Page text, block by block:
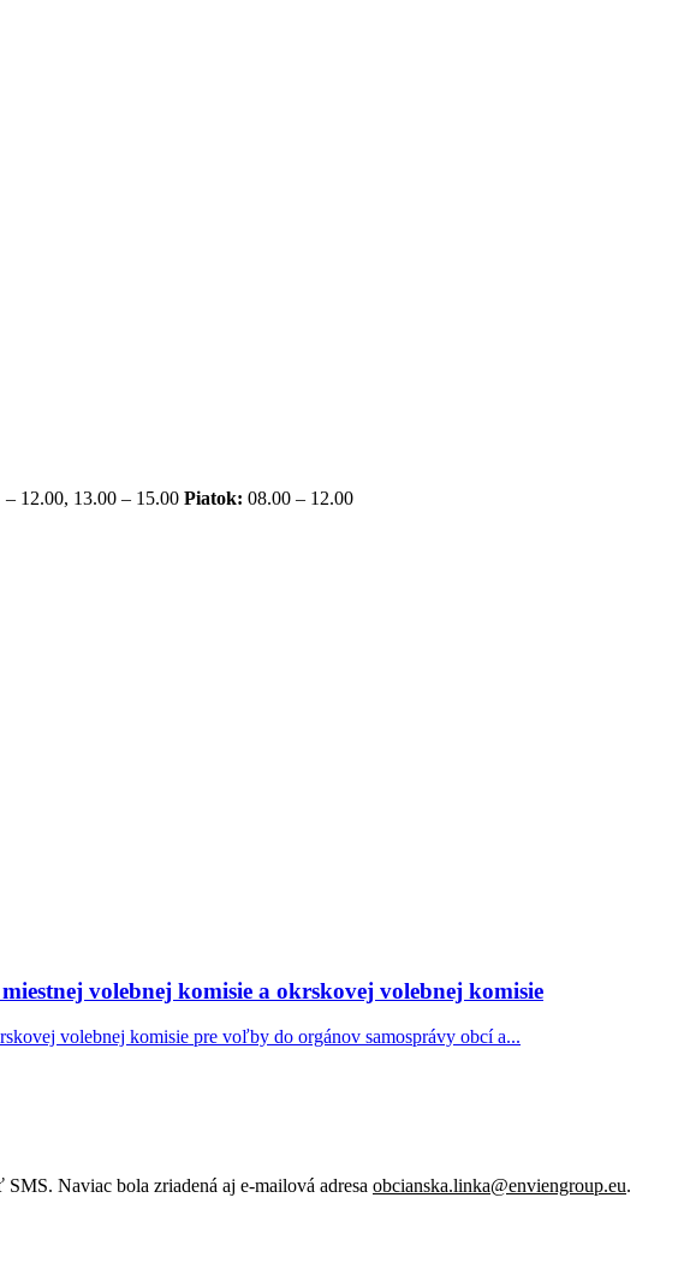
12.00, 13.00 – 15.00 Piatok: 08.00 – 12.00
volebnej komisie a okrskovej volebnej komisie
volebnej komisie pre voľby do orgánov samosprávy obcí a...
Naviac bola zriadená aj e-mailová adresa obcianska.linka@enviengroup.eu.